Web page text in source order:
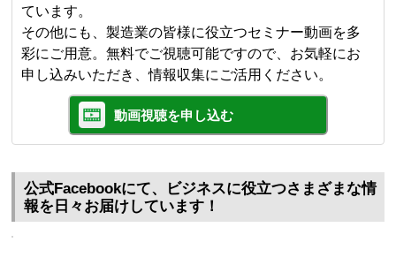
ています。
その他にも、製造業の皆様に役立つセミナー動画を多
彩にご用意。無料でご視聴可能ですので、お気軽にお
申し込みいただき、情報収集にご活用ください。
動画視聴を申し込む
公式Facebookにて、ビジネスに役立つさまざまな情
報を日々お届けしています！